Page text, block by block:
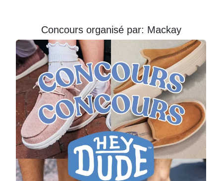
Concours organisé par: Mackay
Prénom
Courriel
*
JE
M'INSCRIS!